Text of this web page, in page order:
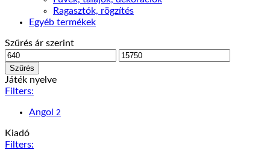
Ragasztók, rögzítés
Egyéb termékek
Szűrés ár szerint
Min
ár
Max
Szűrés
Játék nyelve
Filters:
Angol 2
Kiadó
Filters: